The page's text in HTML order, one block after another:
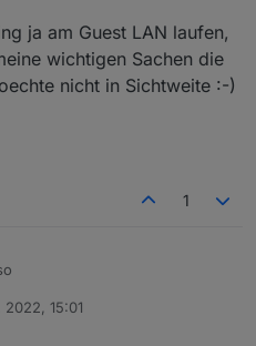
neue fehler meist auch
Software muss auch installiert
auch hier nochmal der Hinweis
auf aktuellem Stand.
immer und regelmäßig.
ja am Guest LAN laufen,
wichtigen Sachen die
nicht in Sichtweite :-)
1
für Deinen ioBroker
ja nicht nutzen muss. Lso
15:01